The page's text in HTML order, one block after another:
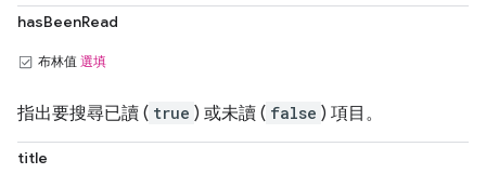
hasBeenRead
布林值 選填
指出要搜尋已讀 ( true ) 或未讀 ( false ) 項目。
title